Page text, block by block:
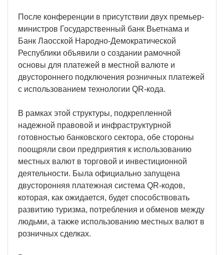
После конференции в присутствии двух премьер-
министров Государственный банк Вьетнама и
Банк Лаосской Народно-Демократической
Республики объявили о создании рамочной
основы для платежей в местной валюте и
двустороннего подключения розничных платежей
с использованием технологии QR-кода.
В рамках этой структуры, подкрепленной
надежной правовой и инфраструктурной
готовностью банковского сектора, обе стороны
поощряли свои предприятия к использованию
местных валют в торговой и инвестиционной
деятельности. Была официально запущена
двусторонняя платежная система QR-кодов,
которая, как ожидается, будет способствовать
развитию туризма, потребления и обменов между
людьми, а также использованию местных валют в
розничных сделках.